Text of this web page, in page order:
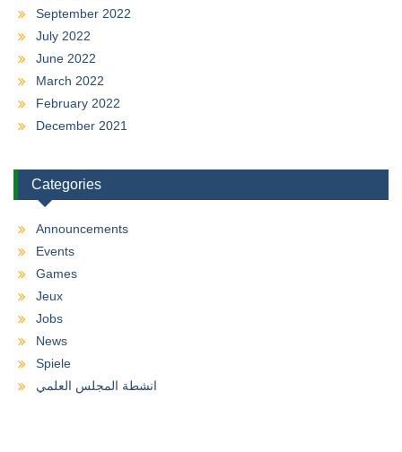
September 2022
July 2022
June 2022
March 2022
February 2022
December 2021
Categories
Announcements
Events
Games
Jeux
Jobs
News
Spiele
انشطة المجلس العلمي